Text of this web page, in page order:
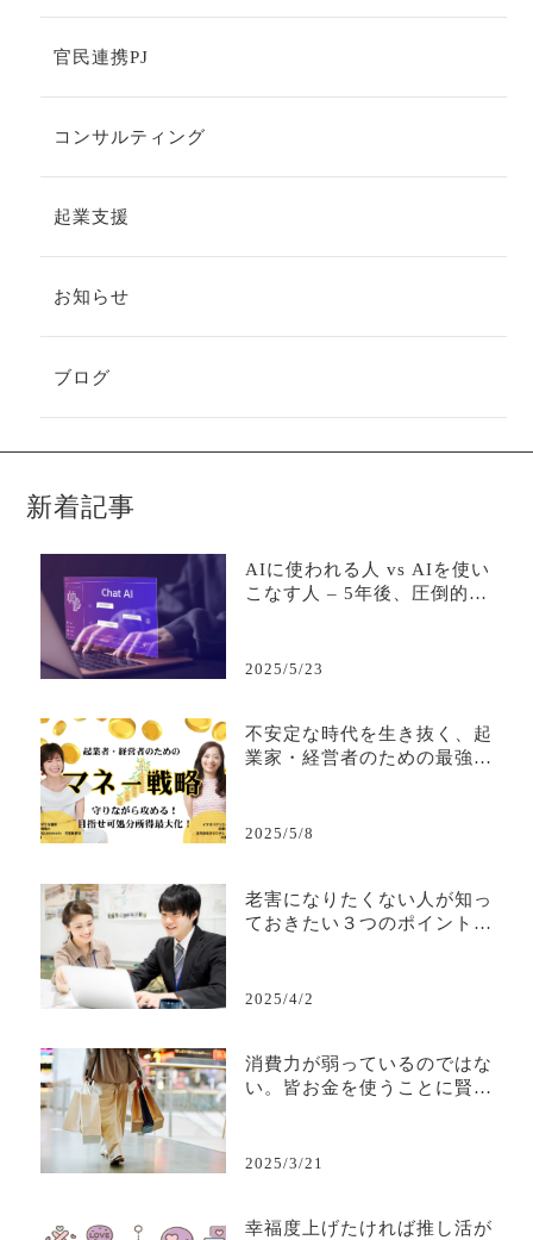
官民連携PJ
コンサルティング
起業支援
お知らせ
ブログ
新着記事
AIに使われる人 vs AIを使い
こなす人 – 5年後、圧倒的な
2025/5/23
不安定な時代を生き抜く、起
業家・経営者のための最強マ
2025/5/8
老害になりたくない人が知っ
ておきたい３つのポイント—
2025/4/2
消費力が弱っているのではな
い。皆お金を使うことに賢く
2025/3/21
幸福度上げたければ推し活が